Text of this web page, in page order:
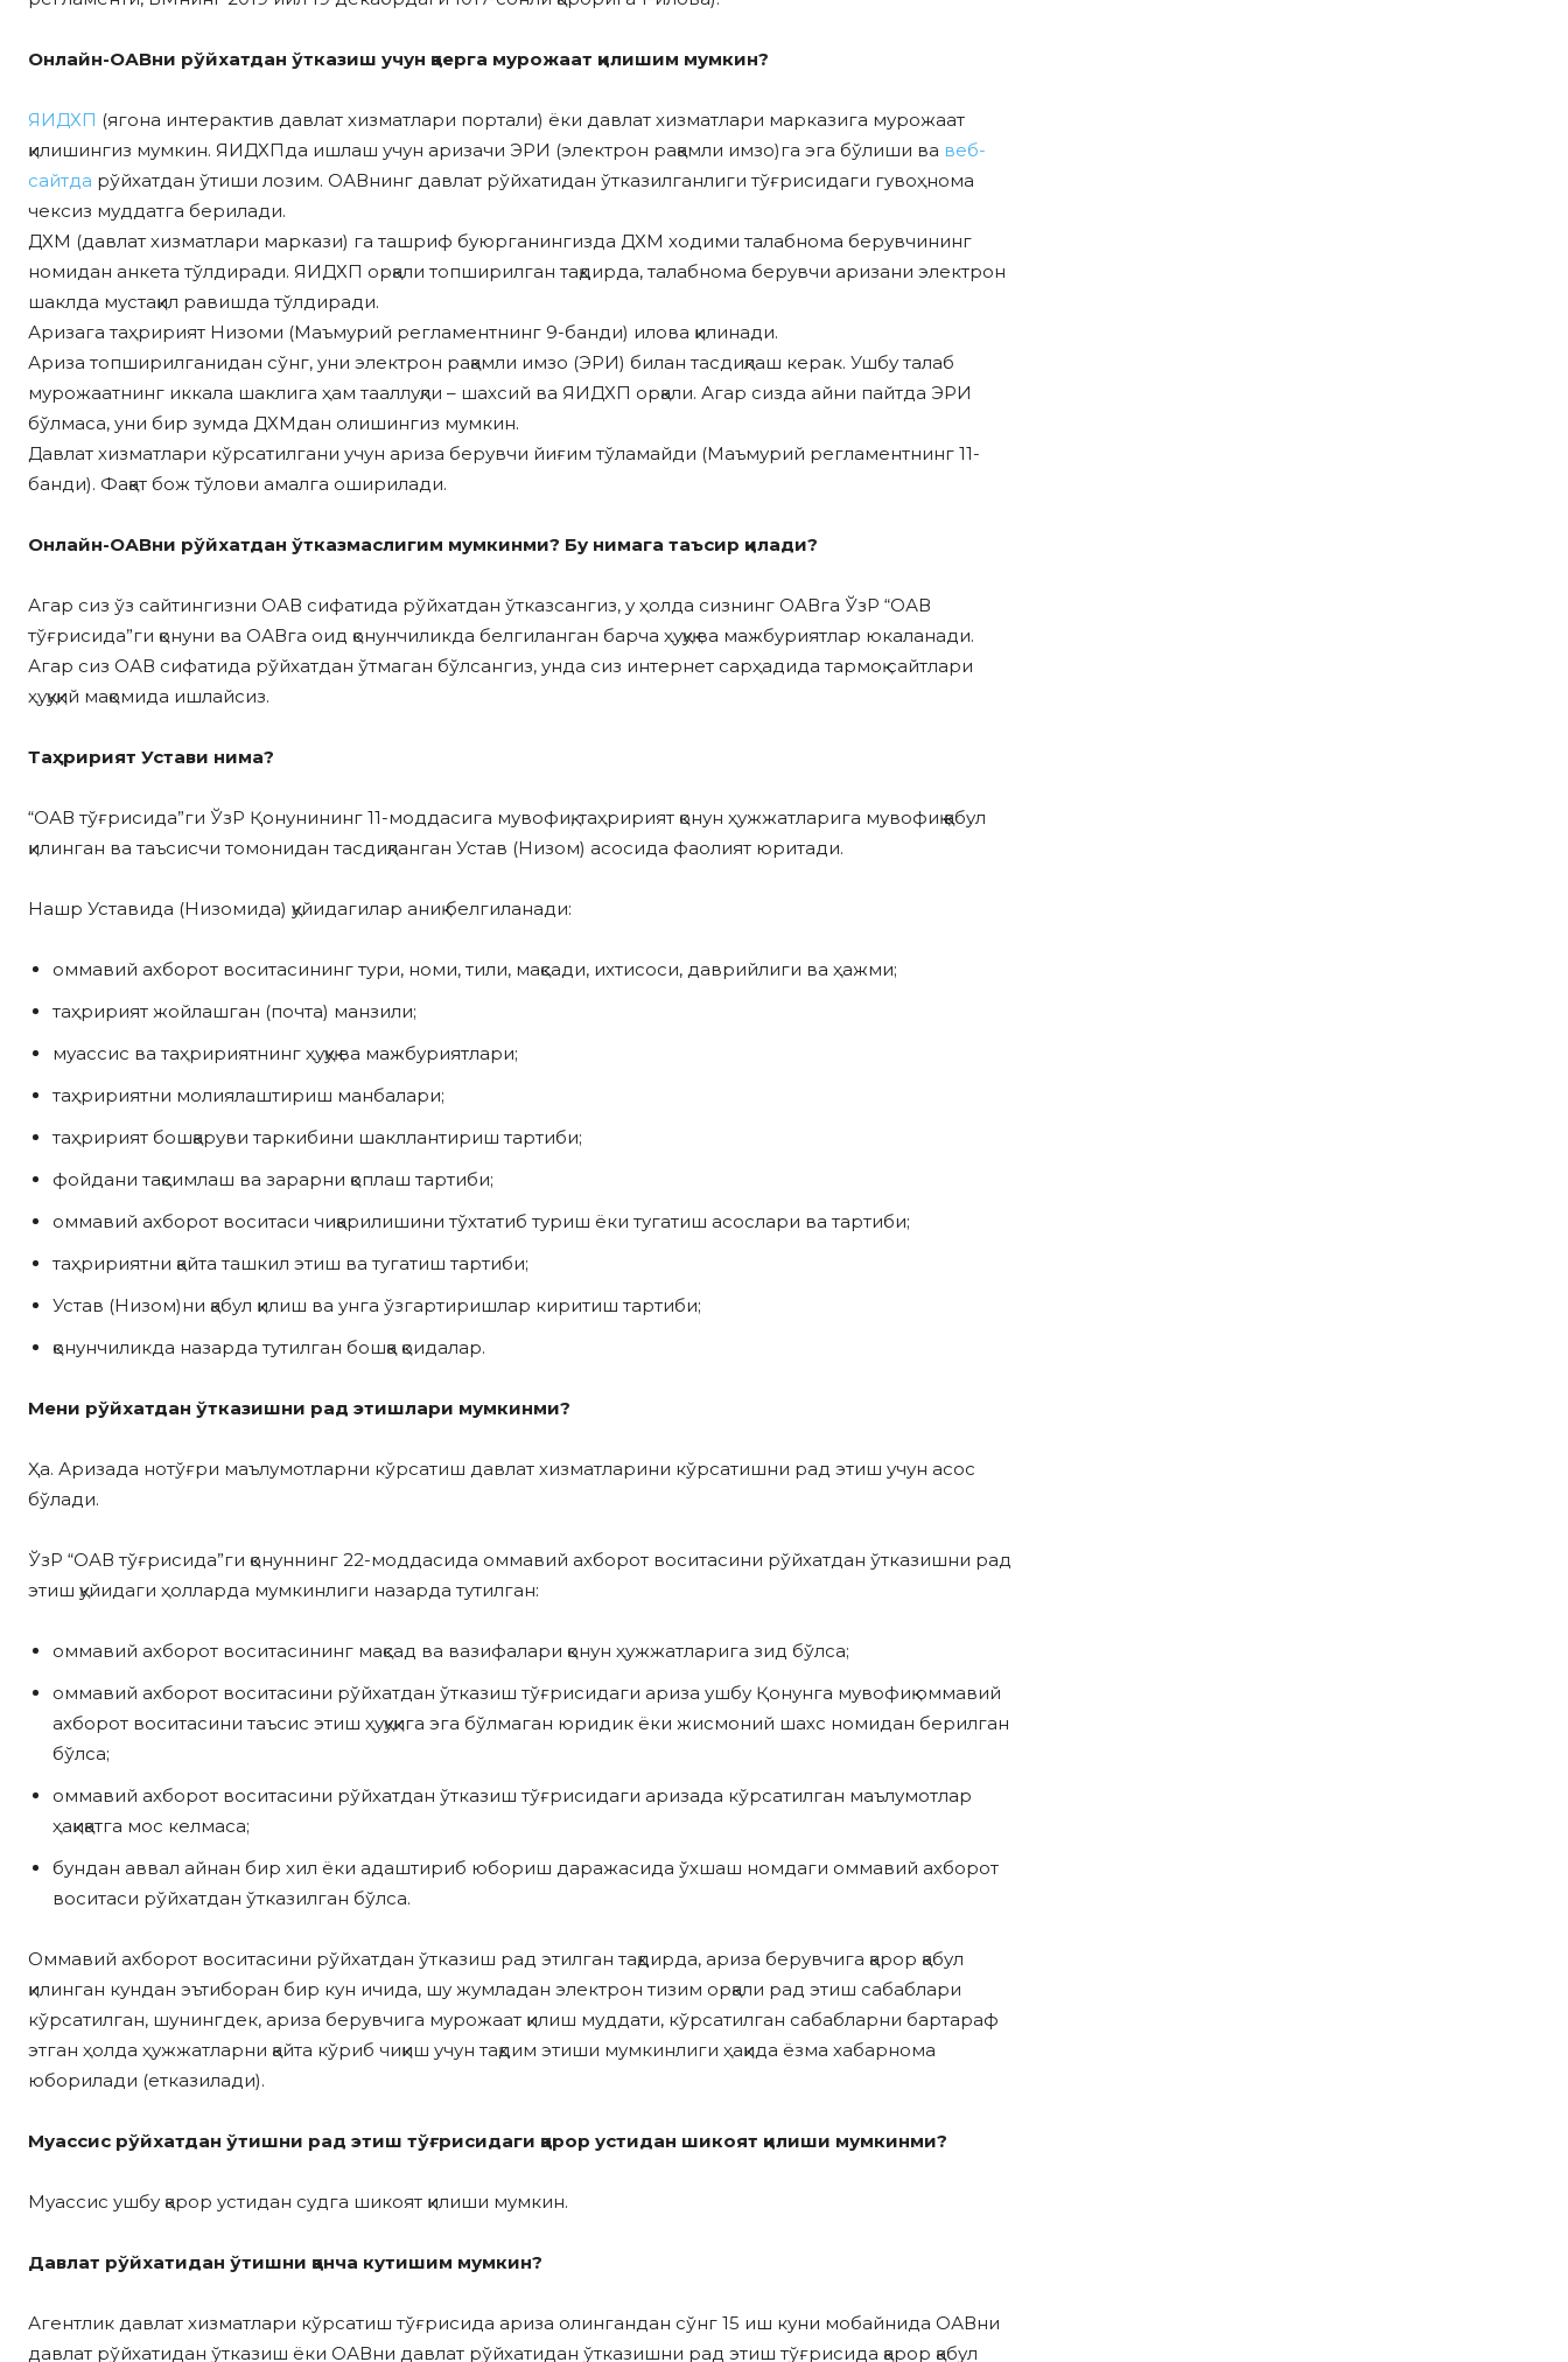
Онлайн-ОАВни рўйхатдан ўтказиш учун қаерга мурожаат қилишим мумкин?
ЯИДХП (ягона интерактив давлат хизматлари портали) ёки давлат хизматлари марказига мурожаат
қилишингиз мумкин. ЯИДХПда ишлаш учун аризачи ЭРИ (электрон рақамли имзо)га эга бўлиши ва веб-
сайтда рўйхатдан ўтиши лозим. ОАВнинг давлат рўйхатидан ўтказилганлиги тўғрисидаги гувоҳнома
чексиз муддатга берилади.
ДХМ (давлат хизматлари маркази) га ташриф буюрганингизда ДХМ ходими талабнома берувчининг
номидан анкета тўлдиради. ЯИДХП орқали топширилган тақдирда, талабнома берувчи аризани электрон
шаклда мустақил равишда тўлдиради.
Аризага таҳририят Низоми (Маъмурий регламентнинг 9-банди) илова қилинади.
Ариза топширилганидан сўнг, уни электрон рақамли имзо (ЭРИ) билан тасдиқлаш керак. Ушбу талаб
мурожаатнинг иккала шаклига ҳам тааллуқли – шахсий ва ЯИДХП орқали. Агар сизда айни пайтда ЭРИ
бўлмаса, уни бир зумда ДХМдан олишингиз мумкин.
Давлат хизматлари кўрсатилгани учун ариза берувчи йиғим тўламайди (Маъмурий регламентнинг 11-
банди). Фақат бож тўлови амалга оширилади.
Онлайн-ОАВни рўйхатдан ўтказмаслигим мумкинми? Бу нимага таъсир қилади?
Агар сиз ўз сайтингизни ОАВ сифатида рўйхатдан ўтказсангиз, у ҳолда сизнинг ОАВга ЎзР “ОАВ
тўғрисида”ги қонуни ва ОАВга оид қонунчиликда белгиланган барча ҳуқуқ ва мажбуриятлар юкаланади.
Агар сиз ОАВ сифатида рўйхатдан ўтмаган бўлсангиз, унда сиз интернет сарҳадида тармоқ сайтлари
ҳуқуқий мақомида ишлайсиз.
Таҳририят Устави нима?
“ОАВ тўғрисида”ги ЎзР Қонунининг 11-моддасига мувофиқ, таҳририят қонун ҳужжатларига мувофиқ қабул
қилинган ва таъсисчи томонидан тасдиқланган Устав (Низом) асосида фаолият юритади.
Нашр Уставида (Низомида) қуйидагилар аниқ белгиланади:
оммавий ахборот воситасининг тури, номи, тили, мақсади, ихтисоси, даврийлиги ва ҳажми;
таҳририят жойлашган (почта) манзили;
муассис ва таҳририятнинг ҳуқуқ ва мажбуриятлари;
таҳририятни молиялаштириш манбалари;
таҳририят бошқаруви таркибини шакллантириш тартиби;
фойдани тақсимлаш ва зарарни қоплаш тартиби;
оммавий ахборот воситаси чиқарилишини тўхтатиб туриш ёки тугатиш асослари ва тартиби;
таҳририятни қайта ташкил этиш ва тугатиш тартиби;
Устав (Низом)ни қабул қилиш ва унга ўзгартиришлар киритиш тартиби;
қонунчиликда назарда тутилган бошқа қоидалар.
Мени рўйхатдан ўтказишни рад этишлари мумкинми?
Ҳа. Аризада нотўғри маълумотларни кўрсатиш давлат хизматларини кўрсатишни рад этиш учун асос
бўлади.
ЎзР “ОАВ тўғрисида”ги қонуннинг 22-моддасида оммавий ахборот воситасини рўйхатдан ўтказишни рад
этиш қуйидаги ҳолларда мумкинлиги назарда тутилган:
оммавий ахборот воситасининг мақсад ва вазифалари қонун ҳужжатларига зид бўлса;
оммавий ахборот воситасини рўйхатдан ўтказиш тўғрисидаги ариза ушбу Қонунга мувофиқ оммавий
ахборот воситасини таъсис этиш ҳуқуқига эга бўлмаган юридик ёки жисмоний шахс номидан берилган
бўлса;
оммавий ахборот воситасини рўйхатдан ўтказиш тўғрисидаги аризада кўрсатилган маълумотлар
ҳақиқатга мос келмаса;
бундан аввал айнан бир хил ёки адаштириб юбориш даражасида ўхшаш номдаги оммавий ахборот
воситаси рўйхатдан ўтказилган бўлса.
Оммавий ахборот воситасини рўйхатдан ўтказиш рад этилган тақдирда, ариза берувчига қарор қабул
қилинган кундан эътиборан бир кун ичида, шу жумладан электрон тизим орқали рад этиш сабаблари
кўрсатилган, шунингдек, ариза берувчига мурожаат қилиш муддати, кўрсатилган сабабларни бартараф
этган ҳолда ҳужжатларни қайта кўриб чиқиш учун тақдим этиши мумкинлиги ҳақида ёзма хабарнома
юборилади (етказилади).
Муассис рўйхатдан ўтишни рад этиш тўғрисидаги қарор устидан шикоят қилиши мумкинми?
Муассис ушбу қарор устидан судга шикоят қилиши мумкин.
Давлат рўйхатидан ўтишни қанча кутишим мумкин?
Агентлик давлат хизматлари кўрсатиш тўғрисида ариза олингандан сўнг 15 иш куни мобайнида ОАВни
давлат рўйхатидан ўтказиш ёки ОАВни давлат рўйхатидан ўтказишни рад этиш тўғрисида қарор қабул